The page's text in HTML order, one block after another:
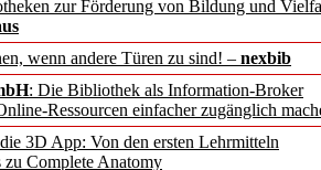
zur Förderung von Bildung und
wenn andere Türen zu sind! – nexbib
: Die Bibliothek als Information-Broker
Ressourcen einfacher zugänglich
3D App: Von den ersten Lehrmitteln
Complete Anatomy
auf dem
mit Prod. Dr.